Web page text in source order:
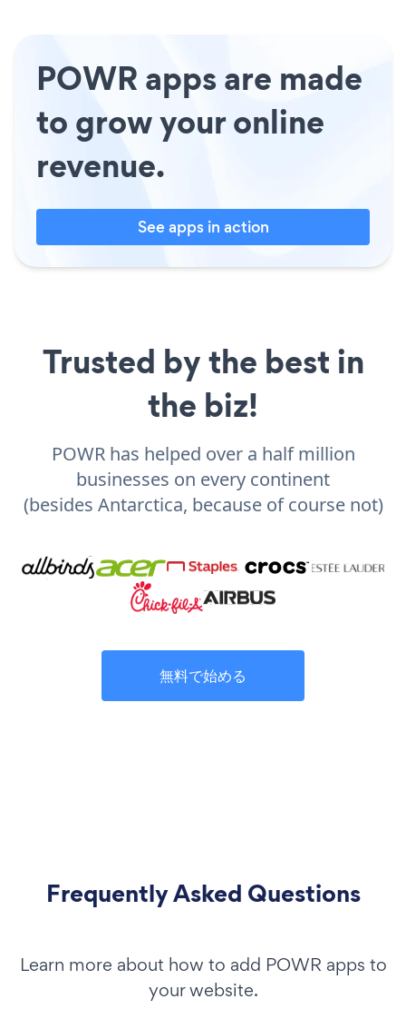
POWR apps are made
to grow your online
revenue.
See apps in action
Trusted by the best in
the biz!
POWR has helped over a half million
businesses on every continent
(besides Antarctica, because of course not)
無料で始める
Frequently Asked Questions
Learn more about how to add POWR apps to
your website.